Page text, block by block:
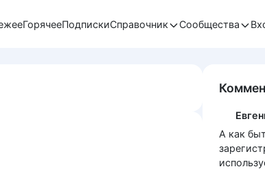
ГорячееПодпискиСправочник Сообщества
А как